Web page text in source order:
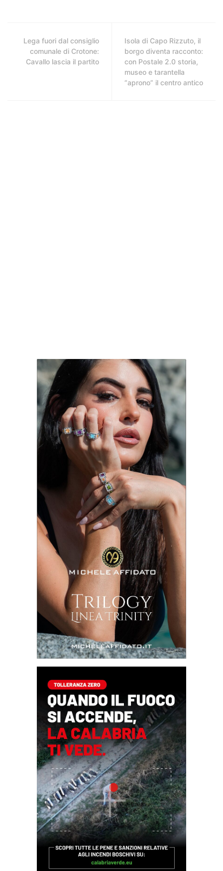
Lega fuori dal consiglio
comunale di Crotone:
Cavallo lascia il partito
Isola di Capo Rizzuto, il
borgo diventa racconto:
con Postale 2.0 storia,
museo e tarantella
“aprono” il centro antico